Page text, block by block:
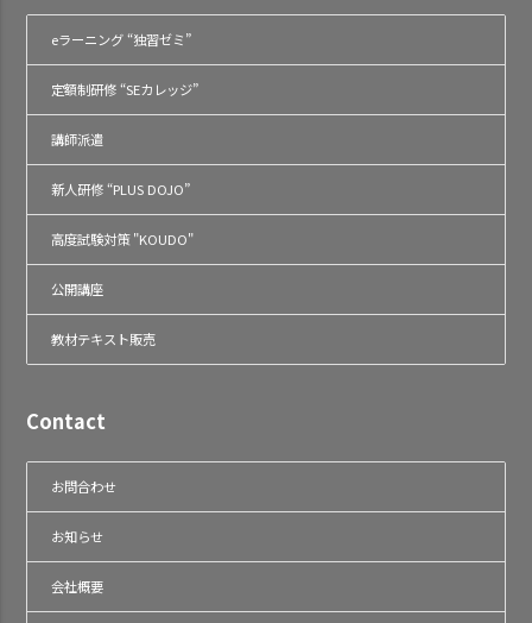
eラーニング “独習ゼミ”
定額制研修 “SEカレッジ”
講師派遣
新人研修 “PLUS DOJO”
高度試験対策 "KOUDO"
公開講座
教材テキスト販売
Contact
お問合わせ
お知らせ
会社概要